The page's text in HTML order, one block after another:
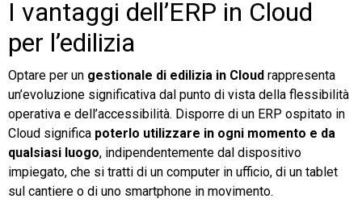
I vantaggi dell’ERP in Cloud
per l’edilizia
Optare per un gestionale di edilizia in Cloud rappresenta
un’evoluzione significativa dal punto di vista della flessibilità
operativa e dell’accessibilità. Disporre di un ERP ospitato in
Cloud significa poterlo utilizzare in ogni momento e da
qualsiasi luogo, indipendentemente dal dispositivo
impiegato, che si tratti di un computer in ufficio, di un tablet
sul cantiere o di uno smartphone in movimento.